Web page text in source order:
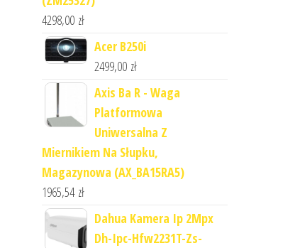
4298,00 zł
Acer B250i
2499,00 zł
Axis Ba R - Waga
Platformowa
Uniwersalna Z
Miernikiem Na Słupku,
Magazynowa (AX_BA15RA5)
1965,54 zł
Dahua Kamera Ip 2Mpx
Dh-Ipc-Hfw2231T-Zs-